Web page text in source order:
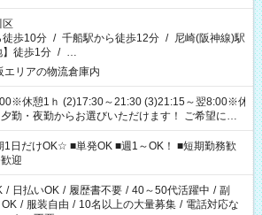
区
徒歩10分 / 千船駅から徒歩12分 / 尼崎(阪神線)駅
】徒歩1分 / …
エリアの物流倉庫内
休憩1ｈ (2)17:30～21:30 (3)21:15～翌8:00※休
勤・夜勤からお選びいただけます！ ご希望に合
【その他選べる勤務時間】 8-17
時/10-18時/11-21時/18-22時/20-翌4時/21-翌5
翌8時 ご自身のご都合で選んで頂ける完全自由シ
1日だけOK☆ ■単発OK ■週1～OK！ ■短期勤務歓
迎
/ 日払いOK / 履歴書不要 / 40～50代活躍中 / 副
/ 服装自由 / 10名以上の大量募集 / 電話対応な